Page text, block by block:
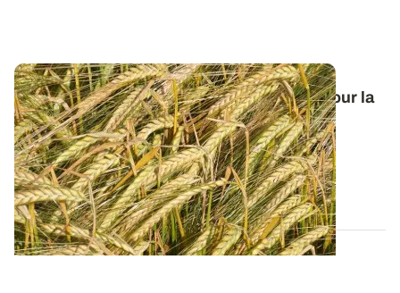
Orge de printemps : nos préconisations pour la
campagne 2026
Retrouvez tous les résultats d’essais de la dernière
campagne et nos préconisations pour...
13 FÉVR. 2026